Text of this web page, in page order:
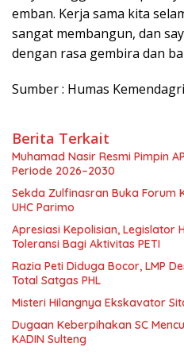
emban. Kerja sama kita
sangat membangun, dan
dengan rasa gembira dan
Sumber : Humas Kemendagri
Berita Terkait
Muhamad Nasir Resmi Pimpin
Periode 2026–2030
Sekda Zulfinasran Buka Forum
UHC Parimo
Apresiasi Kepolisian, Legislator
Toleransi Bagi Aktivitas PETI
Razia Peti Diduga Bocor, LMP
Total Satgas PHL
Misteri Hilangnya Ekskavator
Dugaan Keberpihakan SC
KADIN Sulteng